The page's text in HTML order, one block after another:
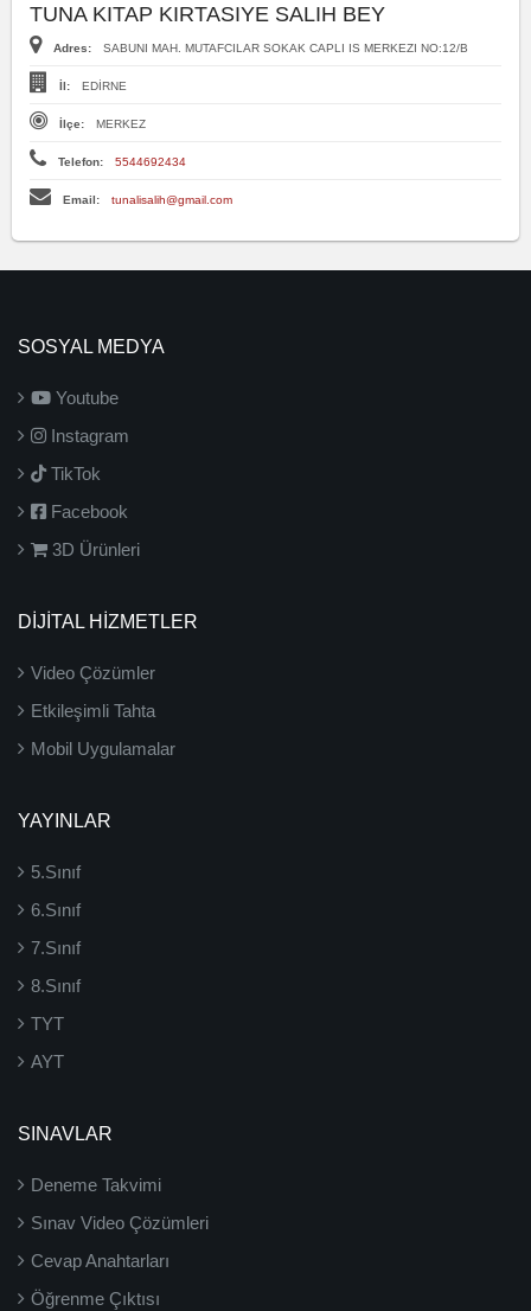
TUNA KITAP KIRTASIYE SALIH BEY
Adres: SABUNI MAH. MUTAFCILAR SOKAK CAPLI IS MERKEZI NO:12/B
İl: EDİRNE
İlçe: MERKEZ
Telefon: 5544692434
Email: tunalisalih@gmail.com
SOSYAL MEDYA
Youtube
Instagram
TikTok
Facebook
3D Ürünleri
DİJİTAL HİZMETLER
Video Çözümler
Etkileşimli Tahta
Mobil Uygulamalar
YAYINLAR
5.Sınıf
6.Sınıf
7.Sınıf
8.Sınıf
TYT
AYT
SINAVLAR
Deneme Takvimi
Sınav Video Çözümleri
Cevap Anahtarları
Öğrenme Çıktısı